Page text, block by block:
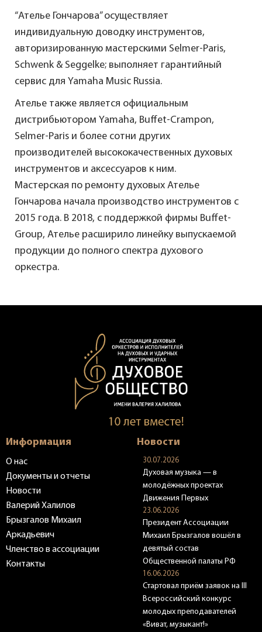
“Ателье Гончарова” осуществляет
индивидуальную доводку инструментов,
авторизированную мастерскими Selmer-Paris,
Schwenk & Seggelke; выполняет гарантийный
сервис для Yamaha Music Russia.
Ателье также является официальным
дистрибьютором Yamaha, Buffet-Crampon,
Selmer-Paris и более сотни других
производителей высококачественных духовых
инструментов и аксессуаров к ним.
Мастерская по ремонту духовых Ателье
Гончарова начала производство инструментов с
2015 года. В 2018, с поддержкой фирмы Buffet-
Group, Ателье расширило линейку выпускаемой
продукции до полного спектра духового
оркестра.
Информация
О нас
Документы и отчеты
Новости
Валерий Халилов
Брызгалов Михаил
Аркадьевич
Членство в ассоциации
Контакты
Новости
30.07.2026
Духовая музыка — в
молодёжных проектах
Движения Первых
23.06.2026
Президент Ассоциации
Михаил Брызгалов вошёл в
девятый состав
Общественной палаты РФ
16.06.2026
Стартовал приём заявок на III
Всероссийский конкурс
молодых преподавателей
«Виват, музыкант!»